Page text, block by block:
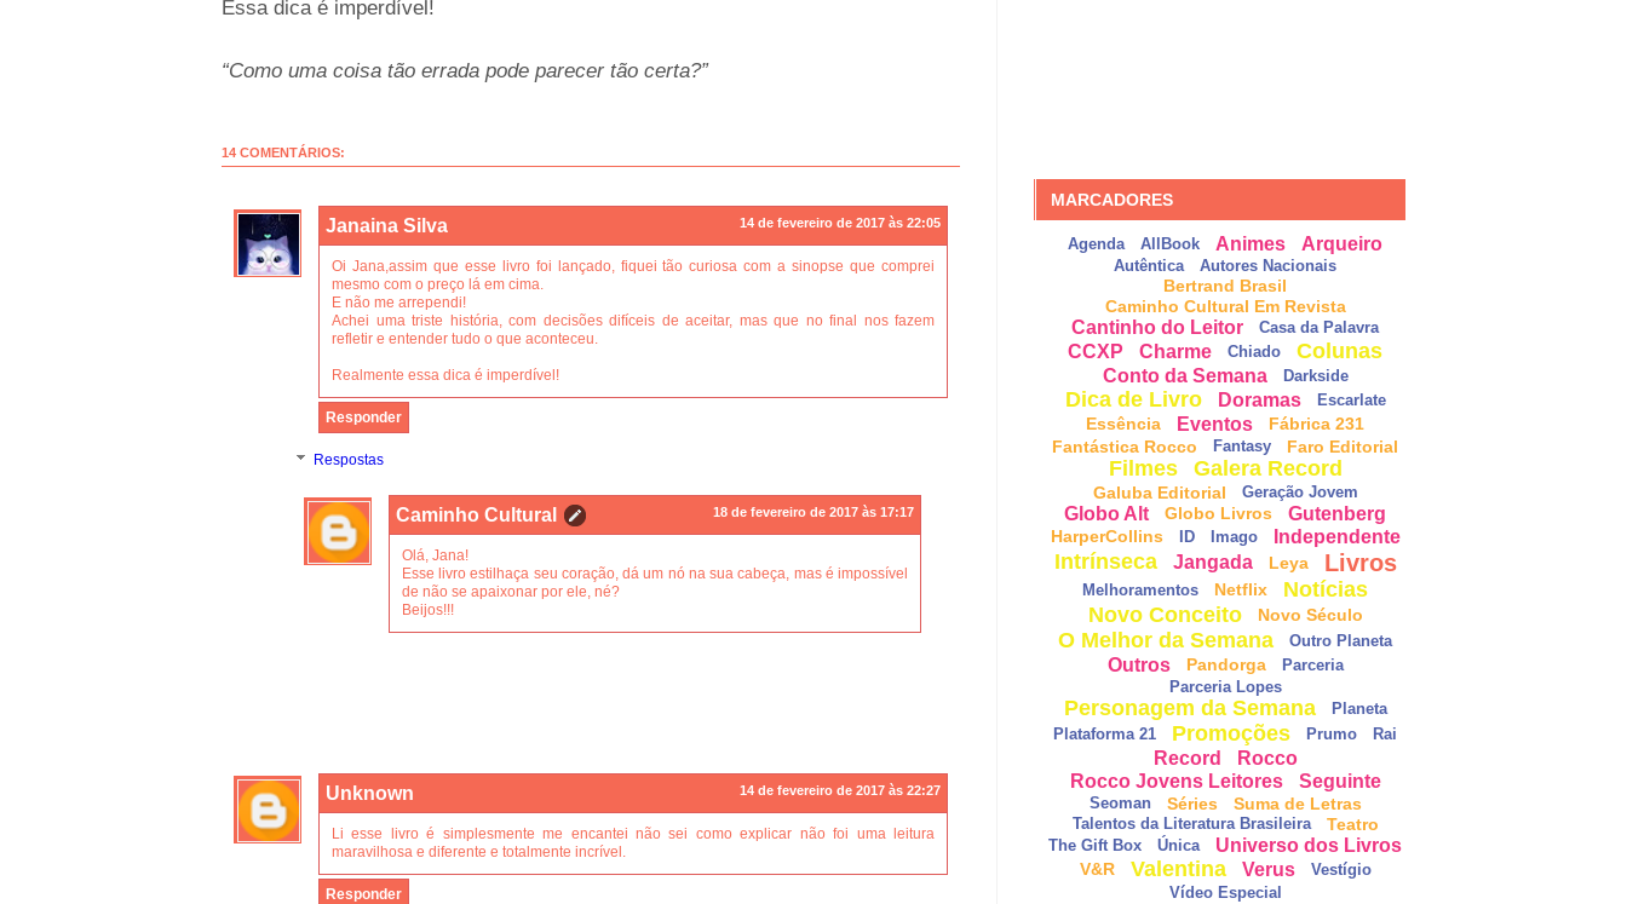
Essa dica é imperdível!
“Como uma coisa tão errada pode parecer tão certa?”
14 COMENTÁRIOS:
Janaina Silva 14 de fevereiro de 2017 às 22:05
Oi Jana,assim que esse livro foi lançado, fiquei tão curiosa com a sinopse que comprei
mesmo com o preço lá em cima.
E não me arrependi!
Achei uma triste história, com decisões difíceis de aceitar, mas que no final nos fazem
refletir e entender tudo o que aconteceu.
Realmente essa dica é imperdível!
Responder
Respostas
Caminho Cultural 18 de fevereiro de 2017 às 17:17
Olá, Jana!
Esse livro estilhaça seu coração, dá um nó na sua cabeça, mas é impossível
de não se apaixonar por ele, né?
Beijos!!!
Unknown 14 de fevereiro de 2017 às 22:27
Li esse livro é simplesmente me encantei não sei como explicar não foi uma leitura
maravilhosa e diferente e totalmente incrível.
Responder
MARCADORES
Agenda AllBook Animes Arqueiro
Autêntica Autores Nacionais
Bertrand Brasil
Caminho Cultural Em Revista
Cantinho do Leitor Casa da Palavra
CCXP Charme Chiado Colunas
Conto da Semana Darkside
Dica de Livro Doramas Escarlate
Essência Eventos
Fábrica 231
Fantástica Rocco
Fantasy Faro Editorial
Filmes Galera Record
Galuba Editorial Geração Jovem
Globo Alt Globo Livros Gutenberg
HarperCollins ID Imago Independente
Intrínseca Jangada Leya Livros
Melhoramentos Netflix
Notícias
Novo Conceito
Novo Século
O Melhor da Semana Outro Planeta
Outros Pandorga
Parceria
Parceria Lopes
Personagem da Semana
Planeta
Plataforma 21
Promoções Prumo Rai
Record
Rocco
Rocco Jovens Leitores
Seguinte
Seoman Séries Suma de Letras
Talentos da Literatura Brasileira Teatro
The Gift Box Única Universo dos Livros
V&R Valentina Verus
Vestígio
Vídeo Especial